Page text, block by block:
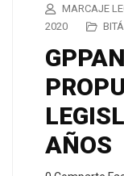
MARCAJE
2020
AÑOS